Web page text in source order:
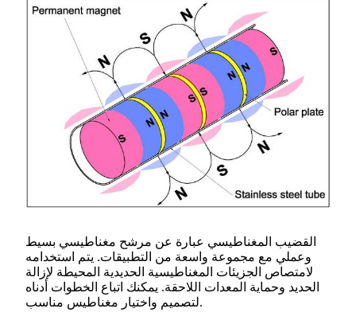
القضيب المغناطيسي عبارة عن مرشح مغناطيسي بسيط
وعملي مع مجموعة واسعة من التطبيقات. يتم استخدامه
لامتصاص الجزيئات المغناطيسية الحديدية المحيطة لإزالة
الحديد وحماية المعدات اللاحقة. يمكنك اتباع الخطوات أدناه
لتصميم واختيار مغناطيس مناسب.